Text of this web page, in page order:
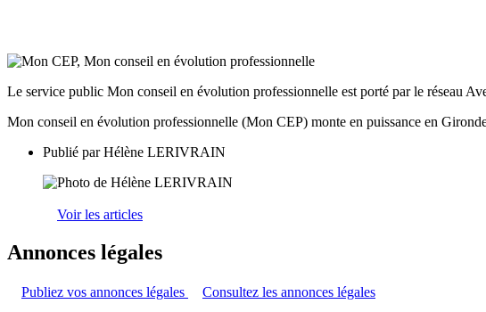
Le service public Mon conseil en évolution professionnelle est porté par le réseau
Mon conseil en évolution professionnelle (Mon CEP) monte en puissance en
Publié parHélène LERIVRAIN
Voir les articles
Annonces légales
Publiez vos annonces légales Consultez les annonces légales